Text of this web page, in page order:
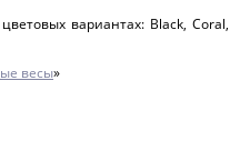
вариантах: Black, Coral,
весы»